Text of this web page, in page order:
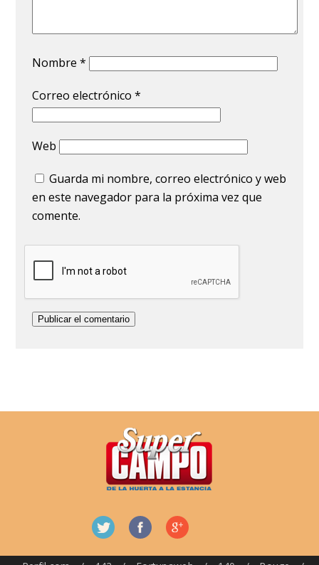
Nombre*
Correo electrónico*
Web
Guarda mi nombre, correo electrónico y web
en este navegador para la próxima vez que
comente.